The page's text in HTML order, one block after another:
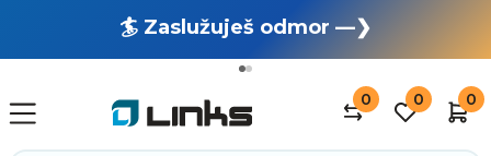
🏄 Zaslužuješ odmor —❯
🔥 OUTLET: TOTALNA RASPRODAJA —❯
0 0 0